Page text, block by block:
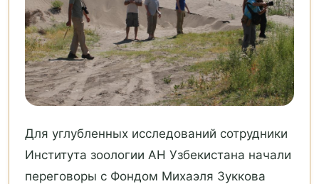
Для углубленных исследований сотрудники
Института зоологии АН Узбекистана начали
переговоры с Фондом Михаэля Зуккова